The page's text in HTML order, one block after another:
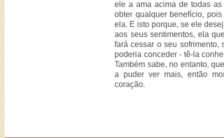
ele a ama acima de todas
obter qualquer benefício,
ela. E isto porque, se ele
aos seus sentimentos, ela
fará cessar o seu sofrimento,
poderia conceder - tê-la
Também sabe, no entanto,
a puder ver mais, então
coração.